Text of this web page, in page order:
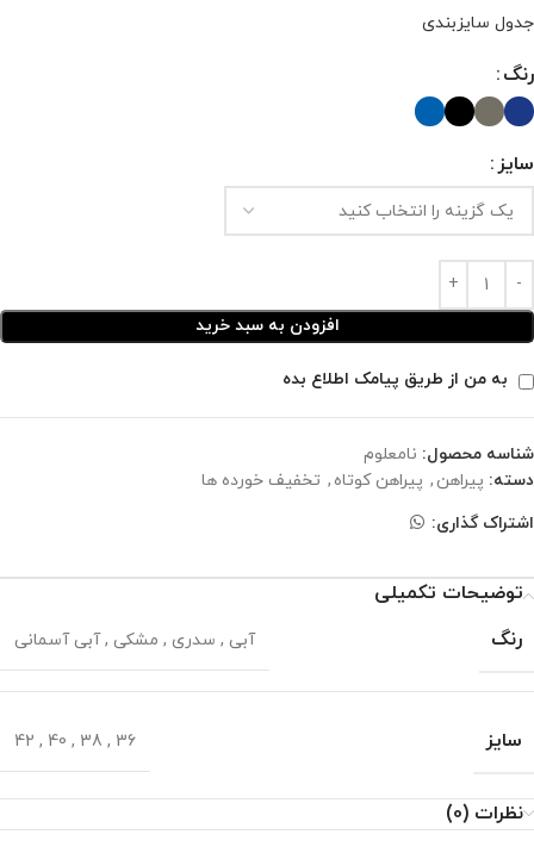
جدول سایزبندی
رنگ
سایز
افزودن به سبد خرید
به من از طریق پیامک اطلاع بده
شناسه محصول: نامعلوم
دسته: پیراهن , پیراهن کوتاه , تخفیف خورده ها
اشتراک گذاری:
توضیحات تکمیلی
رنگ
آبی , سدری , مشکی ,آبی آسمانی
سایز 36
,
38
,
40
,
42
نظرات (0)